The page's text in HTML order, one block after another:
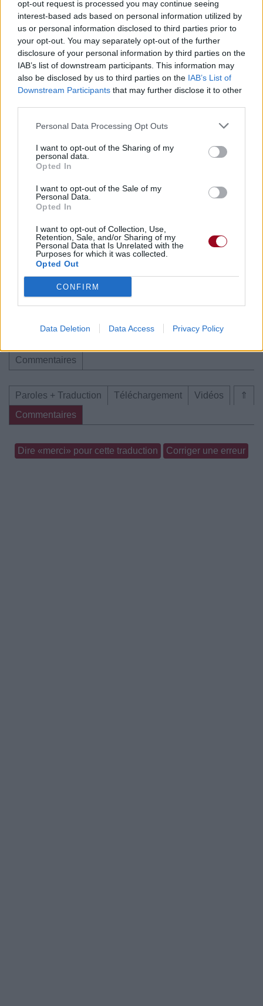
opt-out request is processed you may continue seeing
interest-based ads based on personal information utilized by
us or personal information disclosed to third parties prior to
your opt-out. You may separately opt-out of the further
disclosure of your personal information by third parties on the
IAB’s list of downstream participants. This information may
also be disclosed by us to third parties on the IAB’s List of
Downstream Participants that may further disclose it to other
Personal Data Processing Opt Outs
I want to opt-out of the Sharing of my
personal data.
Opted In
I want to opt-out of the Sale of my
Personal Data.
Opted In
I want to opt-out of Collection, Use,
Retention, Sale, and/or Sharing of my
Personal Data that Is Unrelated with the
Purposes for which it was collected.
Opted Out
CONFIRM
Data Deletion Data Access Privacy Policy
Publié parSMOLIGE 8576 3 3 5 le 30 septembre
2016 à 17h41.
Chanteurs : Tom Chaplin
Albums : The Wave
Paroles + Traduction Téléchargement
Vidéos
Pour prolonger le plaisir musical :
Télécharger légalement les MP3 sur
Télécharger légalement les MP3 ou trouver le CD sur
Trouver des vinyles et des CD sur
Trouver un instrument de musique ou une partition au
meilleur prix sur
Commentaires
⇑
Paroles + Traduction Téléchargement
Vidéos
Commentaires
Dire «merci» pour cette traduction Corriger une erreur